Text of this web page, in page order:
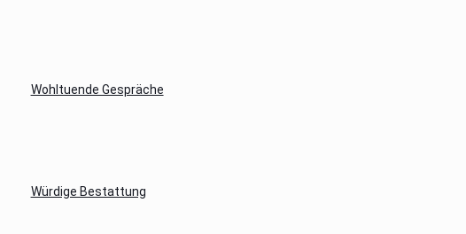
Wohltuende Gespräche
Würdige Bestattung